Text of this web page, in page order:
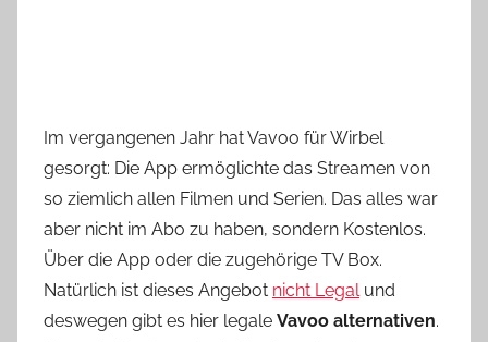
Im vergangenen Jahr hat Vavoo für Wirbel
gesorgt: Die App ermöglichte das Streamen von
so ziemlich allen Filmen und Serien. Das alles war
aber nicht im Abo zu haben, sondern Kostenlos.
Über die App oder die zugehörige TV Box.
Natürlich ist dieses Angebot nicht Legalund
deswegen gibt es hier legale Vavoo alternativen.